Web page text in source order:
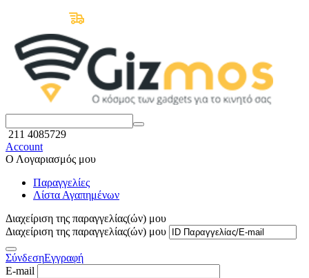
211 4085729
Account
Ο Λογαριασμός μου
Παραγγελίες
Λίστα Αγαπημένων
Διαχείριση της παραγγελίας(ών) μου
Διαχείριση της παραγγελίας(ών) μου
ΣύνδεσηΕγγραφή
E-mail